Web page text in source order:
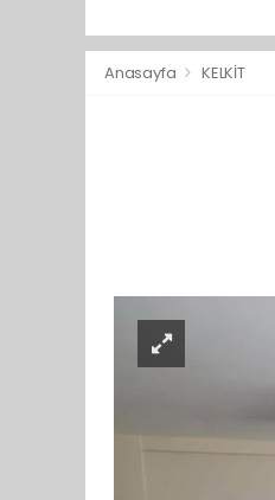
Anasayfa KELKİT